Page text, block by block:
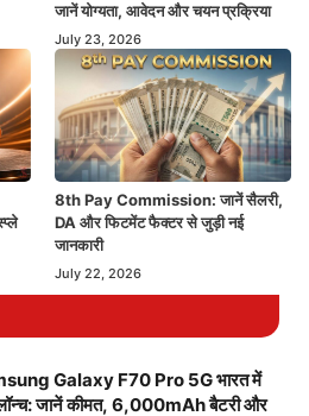
जानें योग्यता, आवेदन और चयन प्रक्रिया
July 23, 2026
8th Pay Commission: जानें सैलरी,
DA और फिटमेंट फैक्टर से जुड़ी नई
जानकारी
July 22, 2026
Galaxy F70 Pro 5G भारत में
जानें कीमत, 6,000mAh बैटरी और